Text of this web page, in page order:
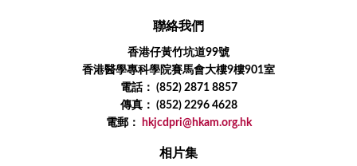
聯絡我們
香港仔黃竹坑道99號
香港醫學專科學院賽馬會大樓9樓901室
電話： (852) 2871 8857
傳真： (852) 2296 4628
電郵：
hkjcdpri@hkam.org.hk
相片集